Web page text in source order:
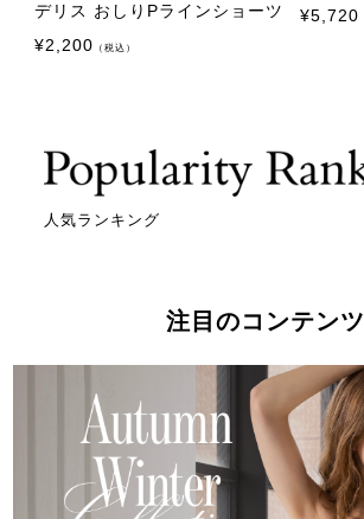
デリス おしりPラインショーツ
¥2,200 （税込）
¥5,720
人気ランキング
注目のコンテンツ